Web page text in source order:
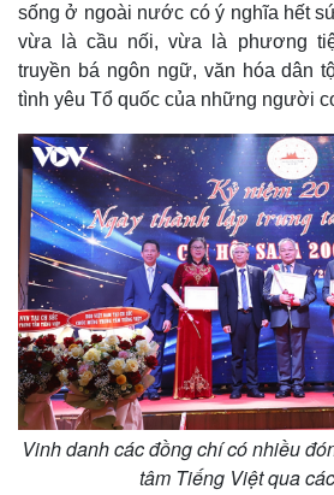
Kinh tế
Bất động sản
Khởi nghiệp
Thị
Giá
Tiêu
Tỷ
Giá
sống ở ngoài nước có ý nghĩa hết
vừa là cầu nối, vừa là phương
truyền bá ngôn ngữ, văn hóa dân
tình yêu Tổ quốc của những người
Vinh danh các đồng chí có nhiều
tâm Tiếng Việt qua